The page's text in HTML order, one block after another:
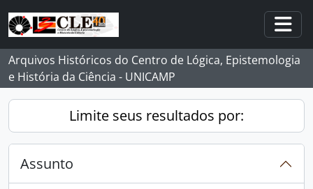
Skip to main content
Arquivos Históricos do Centro de Lógica, Epistemologia
e História da Ciência - UNICAMP
Limite seus resultados por:
Assunto